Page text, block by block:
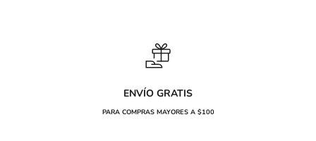
ENVÍO GRATIS
PARA COMPRAS MAYORES A $100